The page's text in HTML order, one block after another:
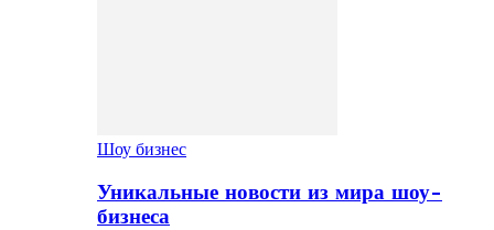
Шоу бизнес
Уникальные новости из мира шоу-
бизнеса